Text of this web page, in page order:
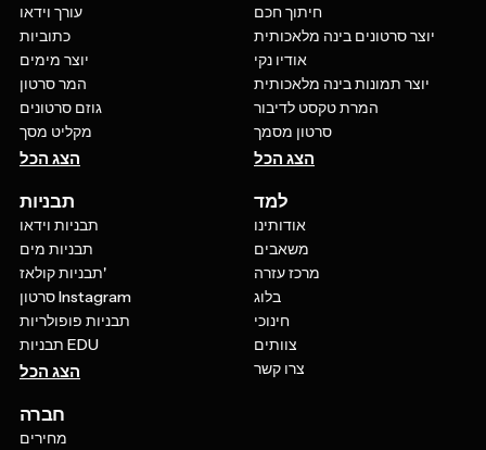
עורך וידאו
כתוביות
יוצר מימים
המר סרטון
גוזם סרטונים
מקליט מסך
הצג הכל
חיתוך חכם
יוצר סרטונים בינה מלאכותית
אודיו נקי
יוצר תמונות בינה מלאכותית
המרת טקסט לדיבור
סרטון מסמך
הצג הכל
תבניות
תבניות וידאו
תבניות מים
תבניות קולאז'
סרטון Instagram
תבניות פופולריות
תבניות EDU
הצג הכל
למד
אודותינו
משאבים
מרכז עזרה
בלוג
חינוכי
צוותים
צרו קשר
חברה
מחירים